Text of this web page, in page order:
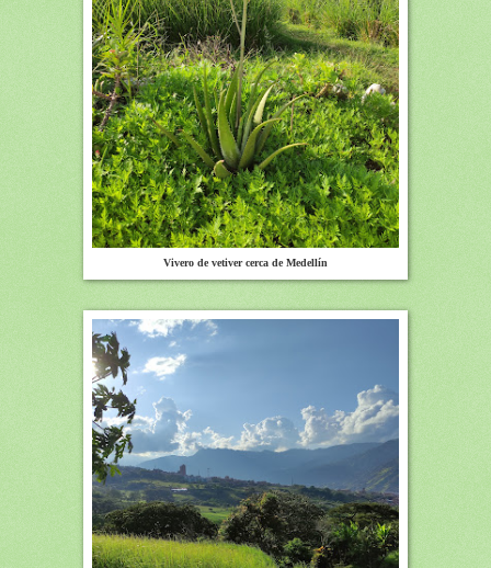
Vivero de vetiver cerca de Medellín